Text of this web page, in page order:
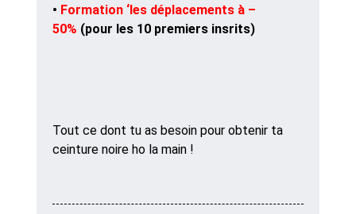
• Formation ‘les déplacements à –
50% (pour les 10 premiers insrits)
Tout ce dont tu as besoin pour obtenir ta
ceinture noire ho la main !